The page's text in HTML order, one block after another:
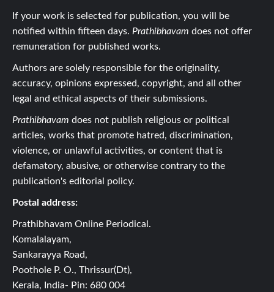
If your work is selected for publication, you will be
notified within fifteen days. Prathibhavam does not offer
remuneration for published works.
Authors are solely responsible for the originality,
accuracy, opinions expressed, copyright, and all other
legal and ethical aspects of their submissions.
Prathibhavam does not publish religious or political
articles, works that promote hatred, discrimination,
violence, or unlawful activities, or content that is
defamatory, abusive, or otherwise contrary to the
publication's editorial policy.
Postal address:
Prathibhavam Online Periodical.
Komalalayam,
Sankarayya Road,
Poothole P. O., Thrissur(Dt),
Kerala, India- Pin: 680 004